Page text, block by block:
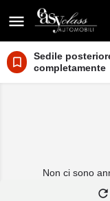
Sedile
completamente
Non ci sono